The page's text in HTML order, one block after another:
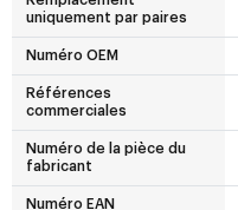
uniquement par paires
Numéro OEM
Références
commerciales
Numéro de la pièce du
fabricant
Numéro EAN